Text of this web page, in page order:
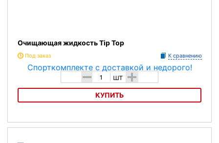
Очищающая жидкость Tip Top
Под заказ К сравнению
- шт +
КУПИТЬ
Очищающая жидкость Tip Top